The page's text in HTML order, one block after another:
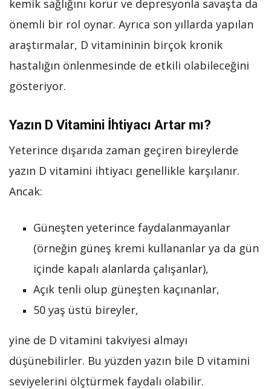
kemik sağlığını korur ve depresyonla savaşta da
önemli bir rol oynar. Ayrıca son yıllarda yapılan
araştırmalar, D vitamininin birçok kronik
hastalığın önlenmesinde de etkili olabileceğini
gösteriyor.
Yazın D Vitamini İhtiyacı Artar mı?
Yeterince dışarıda zaman geçiren bireylerde
yazın D vitamini ihtiyacı genellikle karşılanır.
Ancak:
Güneşten yeterince faydalanmayanlar
(örneğin güneş kremi kullananlar ya da gün
içinde kapalı alanlarda çalışanlar),
Açık tenli olup güneşten kaçınanlar,
50 yaş üstü bireyler,
yine de D vitamini takviyesi almayı
düşünebilirler. Bu yüzden yazın bile D vitamini
seviyelerini ölçtürmek faydalı olabilir.